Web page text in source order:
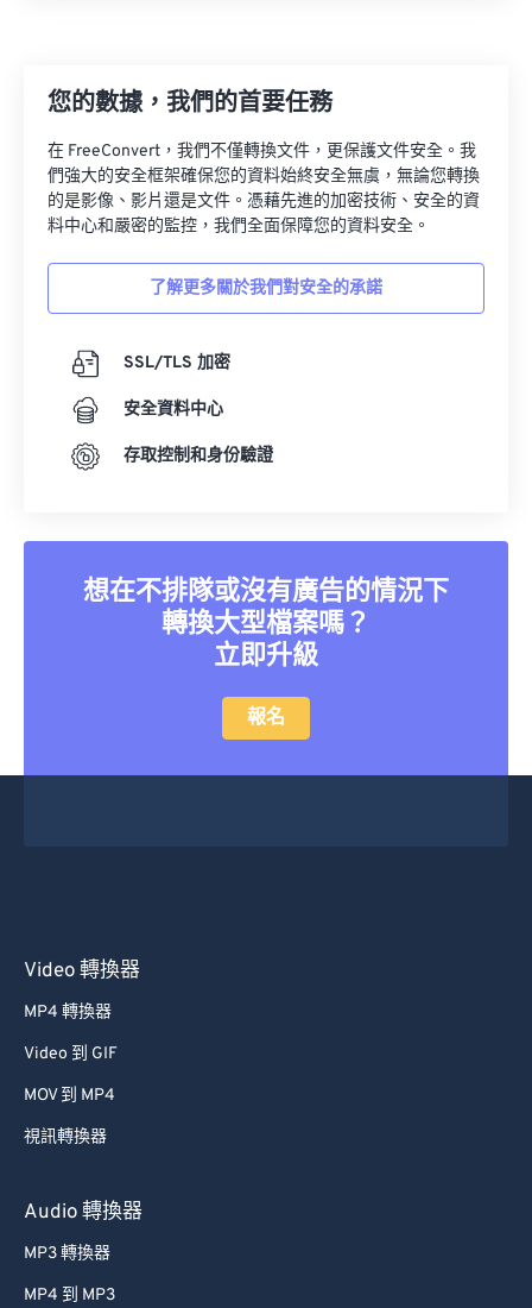
您的數據，我們的首要任務
在 FreeConvert，我們不僅轉換文件，更保護文件安全。我
們強大的安全框架確保您的資料始終安全無虞，無論您轉換
的是影像、影片還是文件。憑藉先進的加密技術、安全的資
料中心和嚴密的監控，我們全面保障您的資料安全。
了解更多關於我們對安全的承諾
SSL/TLS 加密
安全資料中心
存取控制和身份驗證
想在不排隊或沒有廣告的情況下
轉換大型檔案嗎？
立即升級
報名
Video 轉換器
MP4 轉換器
Video 到 GIF
MOV 到 MP4
視訊轉換器
Audio 轉換器
MP3 轉換器
MP4 到 MP3